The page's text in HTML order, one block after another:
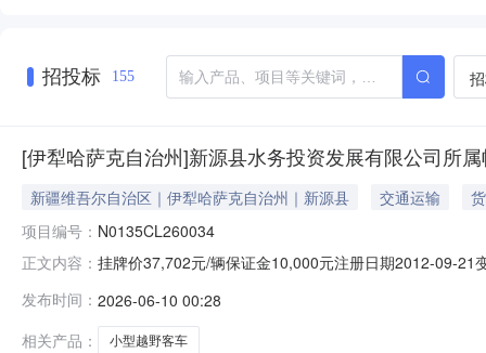
招投标 155
[伊犁哈萨克自治州]新源县水务投资发展有限公司所
新疆维吾尔自治区｜伊犁哈萨克自治州｜新源县 交通运输
项目编号： N0135CL260034
正文内容： 挂牌价37,702元/辆保证金10,000元注册日期2012-09-21
新F97L36注册日期2012-09-21年审期限2026-09品牌型
发布时间： 2026-06-10 00:28
相关产品：
小型越野客车